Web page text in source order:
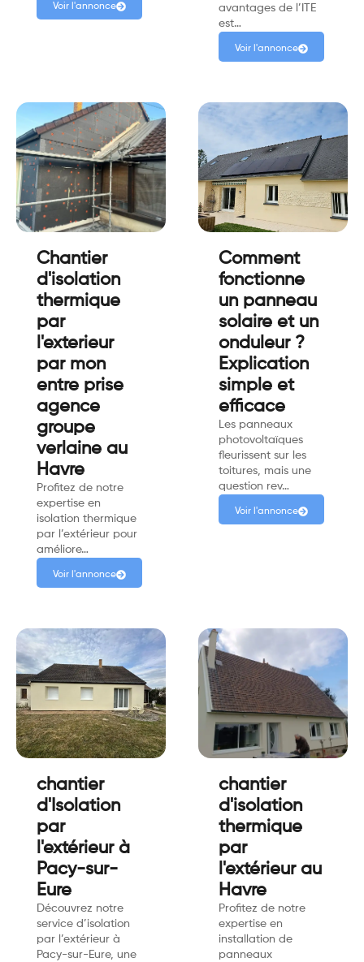
Voir l'annonce
avantages de l’ITE
est…
Voir l'annonce
Chantier
d'isolation
thermique
par
l'exterieur
par mon
entre prise
agence
groupe
verlaine au
Havre
Profitez de notre
expertise en
isolation thermique
par l’extérieur pour
améliore…
Voir l'annonce
Comment
fonctionne
un panneau
solaire et un
onduleur ?
Explication
simple et
efficace
Les panneaux
photovoltaïques
fleurissent sur les
toitures, mais une
question rev…
Voir l'annonce
chantier
d'Isolation
par
l'extérieur à
Pacy-sur-
Eure
Découvrez notre
service d’isolation
par l’extérieur à
Pacy-sur-Eure, une
chantier
d'isolation
thermique
par
l'extérieur au
Havre
Profitez de notre
expertise en
installation de
panneaux